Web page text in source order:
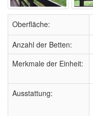
Oberfläche:
Anzahl der Betten:
Merkmale der Einheit:
Ausstattung: